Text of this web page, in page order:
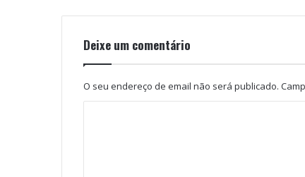
Deixe um comentário
O seu endereço de email não será publicado.